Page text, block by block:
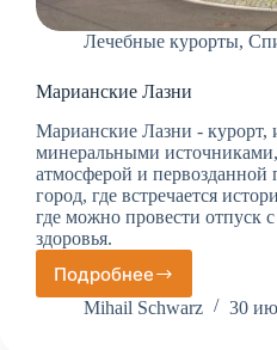
Лечебные курорты,
Марианские Лазни
Марианские Лазни - курорт,
минеральными
атмосферой и первозданной
город, где встречается
где можно провести отпуск
здоровья.
ПодробнееМарианские
Лазни
Mihail Schwarz 30